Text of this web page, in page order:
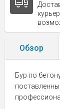
Обзор
Бур по